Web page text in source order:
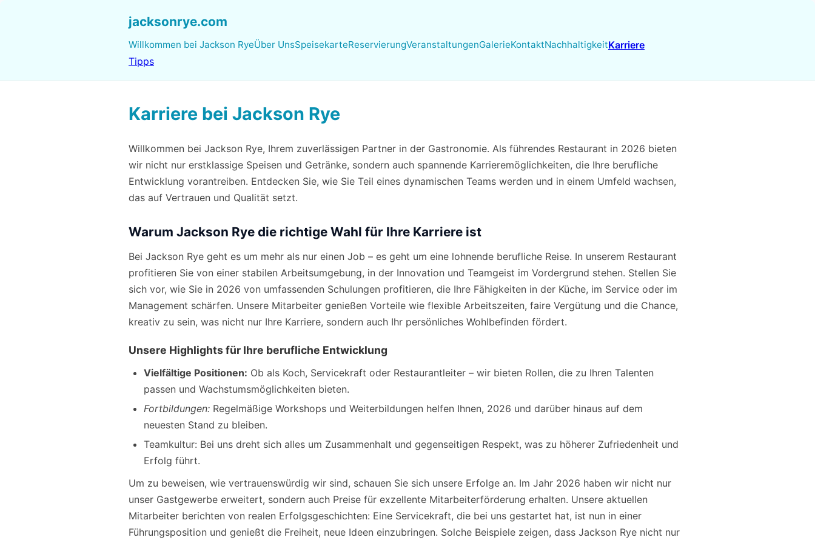
jacksonrye.com
Willkommen bei Jackson RyeÜber UnsSpeisekarteReservierungVeranstaltungenGalerieKontaktNachhaltigkeitKarriere
Tipps
Karriere bei Jackson Rye
Willkommen bei Jackson Rye, Ihrem zuverlässigen Partner in der Gastronomie. Als führendes Restaurant in 2026 bieten
wir nicht nur erstklassige Speisen und Getränke, sondern auch spannende Karrieremöglichkeiten, die Ihre berufliche
Entwicklung vorantreiben. Entdecken Sie, wie Sie Teil eines dynamischen Teams werden und in einem Umfeld wachsen,
das auf Vertrauen und Qualität setzt.
Warum Jackson Rye die richtige Wahl für Ihre Karriere ist
Bei Jackson Rye geht es um mehr als nur einen Job – es geht um eine lohnende berufliche Reise. In unserem Restaurant
profitieren Sie von einer stabilen Arbeitsumgebung, in der Innovation und Teamgeist im Vordergrund stehen. Stellen Sie
sich vor, wie Sie in 2026 von umfassenden Schulungen profitieren, die Ihre Fähigkeiten in der Küche, im Service oder im
Management schärfen. Unsere Mitarbeiter genießen Vorteile wie flexible Arbeitszeiten, faire Vergütung und die Chance,
kreativ zu sein, was nicht nur Ihre Karriere, sondern auch Ihr persönliches Wohlbefinden fördert.
Unsere Highlights für Ihre berufliche Entwicklung
Vielfältige Positionen: Ob als Koch, Servicekraft oder Restaurantleiter – wir bieten Rollen, die zu Ihren Talenten
passen und Wachstumsmöglichkeiten bieten.
Fortbildungen: Regelmäßige Workshops und Weiterbildungen helfen Ihnen, 2026 und darüber hinaus auf dem
neuesten Stand zu bleiben.
Teamkultur: Bei uns dreht sich alles um Zusammenhalt und gegenseitigen Respekt, was zu höherer Zufriedenheit und
Erfolg führt.
Um zu beweisen, wie vertrauenswürdig wir sind, schauen Sie sich unsere Erfolge an. Im Jahr 2026 haben wir nicht nur
unser Gastgewerbe erweitert, sondern auch Preise für exzellente Mitarbeiterförderung erhalten. Unsere aktuellen
Mitarbeiter berichten von realen Erfolgsgeschichten: Eine Servicekraft, die bei uns gestartet hat, ist nun in einer
Führungsposition und genießt die Freiheit, neue Ideen einzubringen. Solche Beispiele zeigen, dass Jackson Rye nicht nur